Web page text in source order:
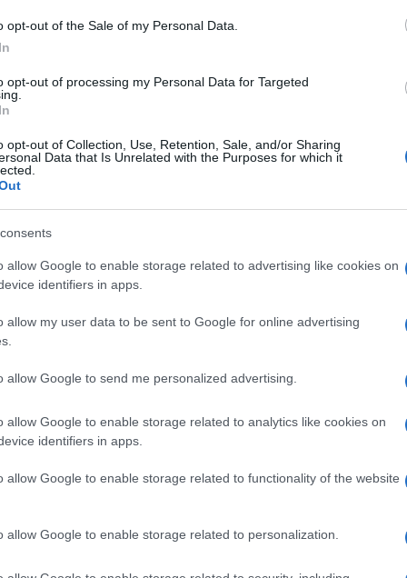
opt-out of the Sale of my Personal Data.
opt-out of processing my Personal Data for Targeted
opt-out of Collection, Use, Retention, Sale, and/or Sharing
Data that Is Unrelated with the Purposes for which it
allow Google to enable storage related to advertising like cookies on
identifiers in apps.
allow my user data to be sent to Google for online advertising
allow Google to send me personalized advertising.
allow Google to enable storage related to analytics like cookies on
identifiers in apps.
allow Google to enable storage related to functionality of the website
allow Google to enable storage related to personalization.
avvenuto la sera del 10 aprile 1991,
della Nav.Ar.Ma. entrò in collisione
porto di Livorno con direzione Olbia. A
dei sardi che si stavano recando
parenti e trascorrere con loro le
Livorno. Sulla Moby era presente un
comandante Ugo Chessa e 75
In seguito all’urto con la petroliera
dal petrolio, che causò la morte di
che del giovane mozzo napoletano Alessio
anche a causa di numerose circostanze
conosce la verità